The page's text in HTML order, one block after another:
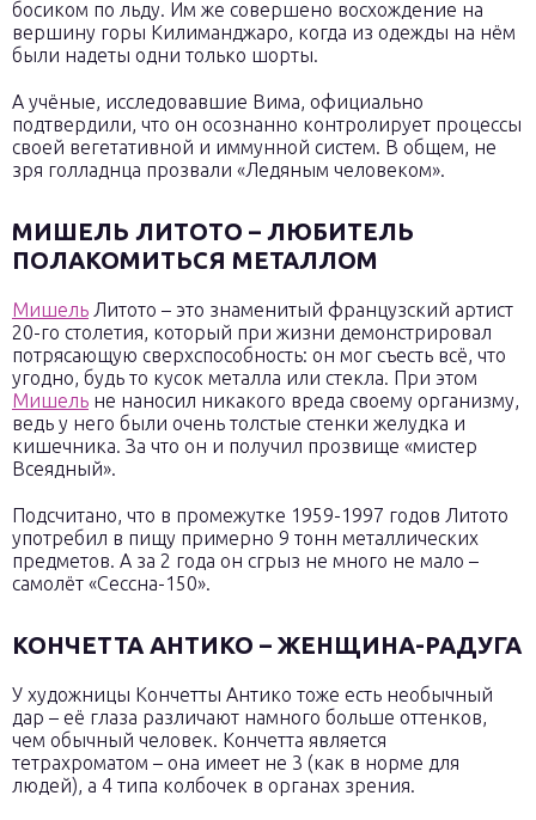
босиком по льду. Им же совершено восхождение на
вершину горы Килиманджаро, когда из одежды на нём
были надеты одни только шорты.
А учёные, исследовавшие Вима, официально
подтвердили, что он осознанно контролирует процессы
своей вегетативной и иммунной систем. В общем, не
зря голладнца прозвали «Ледяным человеком».
МИШЕЛЬ ЛИТОТО – ЛЮБИТЕЛЬ
ПОЛАКОМИТЬСЯ МЕТАЛЛОМ
Мишель Литото – это знаменитый французский артист
20-го столетия, который при жизни демонстрировал
потрясающую сверхспособность: он мог съесть всё, что
угодно, будь то кусок металла или стекла. При этом
Мишель не наносил никакого вреда своему организму,
ведь у него были очень толстые стенки желудка и
кишечника. За что он и получил прозвище «мистер
Всеядный».
Подсчитано, что в промежутке 1959-1997 годов Литото
употребил в пищу примерно 9 тонн металлических
предметов. А за 2 года он сгрыз не много не мало –
самолёт «Сессна-150».
КОНЧЕТТА АНТИКО – ЖЕНЩИНА-РАДУГА
У художницы Кончетты Антико тоже есть необычный
дар – её глаза различают намного больше оттенков,
чем обычный человек. Кончетта является
тетрахроматом – она имеет не 3 (как в норме для
людей), а 4 типа колбочек в органах зрения.